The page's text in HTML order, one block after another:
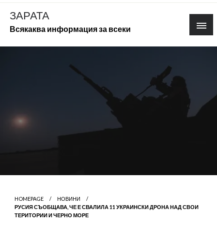
Skip
content
ЗАРАТА
Всякаква информация за всеки
HOMEPAGE
НОВИНИ
РУСИЯ СЪОБЩАВА, ЧЕ Е СВАЛИЛА 11 УКРАИНСКИ ДРОНА НАД СВОИ
ТЕРИТОРИИ И ЧЕРНО МОРЕ